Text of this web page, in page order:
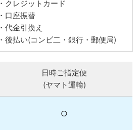
・クレジットカード
・口座振替
・代金引換え
・後払い(コンビ二・銀行・郵便局)
日時ご指定便
(ヤマト運輸)
○